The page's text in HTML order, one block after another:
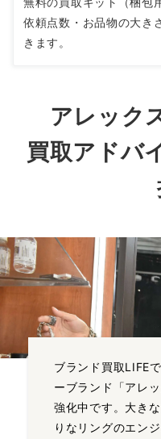
依頼点数・お品物の大き
きます。
アレック
買取アドバ
ブランド買取LIFE
ーブランド「アレ
強化中です。大き
りなリングのエン